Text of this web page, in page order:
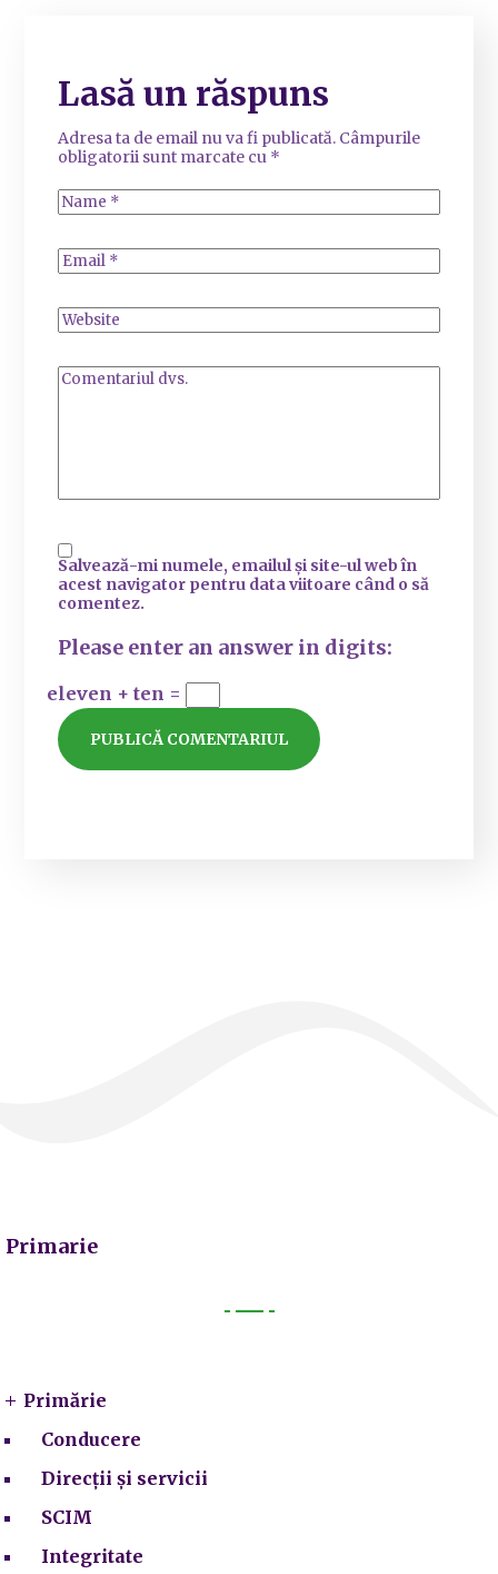
Lasă un răspuns
Adresa ta de email nu va fi publicată. Câmpurile
obligatorii sunt marcate cu *
Salvează-mi numele, emailul și site-ul web în
acest navigator pentru data viitoare când o să
comentez.
Please enter an answer in digits:
eleven + ten =
Primarie
Primărie
Conducere
Direcții și servicii
SCIM
Integritate